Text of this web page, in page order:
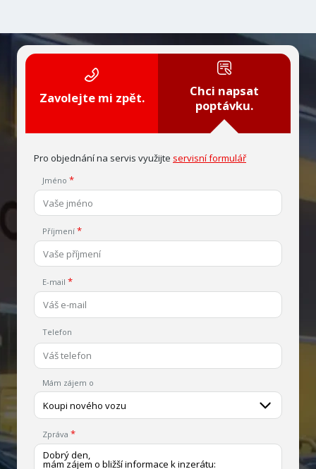
Zavolejte mi zpět.
Chci napsat
poptávku.
Pro objednání na servis využijte servisní formulář
Jméno
Příjmení
E-mail
Telefon
Mám zájem o
Koupi nového vozu
Zpráva